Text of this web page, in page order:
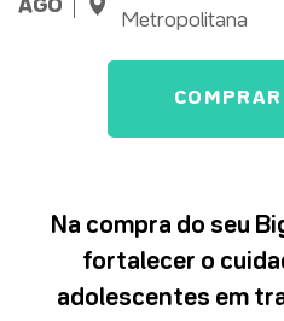
AGO
Metropolitana
Na compra do seu
fortalecer o
adolescentes em